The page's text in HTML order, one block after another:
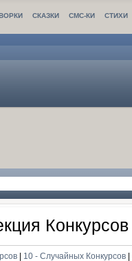
СКАЗКИ СМС-КИ СТИХИ
Конкурсов
| 10 - Случайных Конкурсов |